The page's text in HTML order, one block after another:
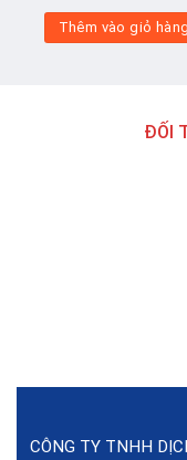
Thêm vào giỏ hàng
ĐỐI
CÔNG TY TNHH